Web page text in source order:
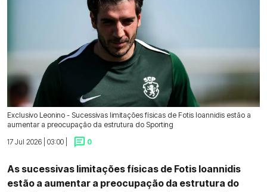
Exclusivo Leonino - Sucessivas limitações físicas de Fotis Ioannidis estão a
aumentar a preocupação da estrutura do Sporting
17 Jul 2026 | 03:00 |
0
As sucessivas limitações físicas de Fotis Ioannidis
estão a aumentar a preocupação da estrutura do